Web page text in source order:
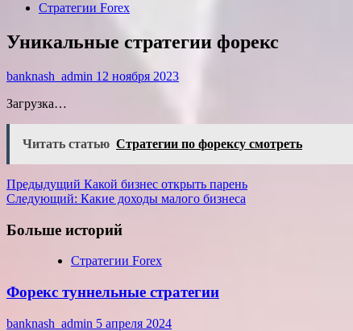
Стратегии Forex
Уникальные стратегии форекс
banknash_admin 12 ноября 2023
Загрузка…
Читать статью Стратегии по форексу смотреть
Навигация
записи
Предыдущий Какой бизнес открыть парень
Следующий: Какие доходы малого бизнеса
Больше историй
Стратегии Forex
Форекс туннельные стратегии
banknash_admin 5 апреля 2024